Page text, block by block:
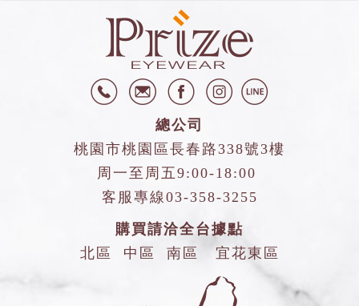
總公司
桃園市桃園區長春路338號3樓
周一至周五9:00-18:00
客服專線03-358-3255
購買請洽全台據點
北區
中區 南區 宜花東區